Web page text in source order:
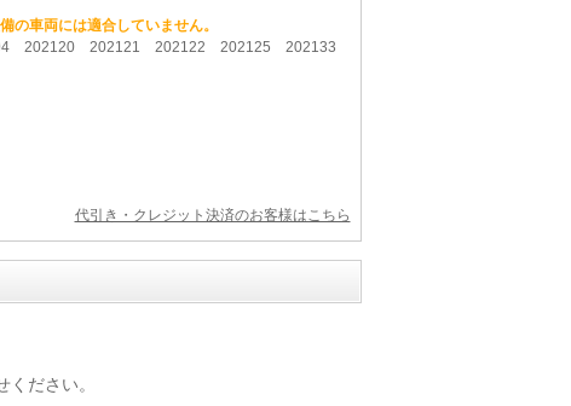
の車両には適合していません。
202120 202121 202122 202125 202133
代引き・クレジット決済のお客様はこちら
ください。